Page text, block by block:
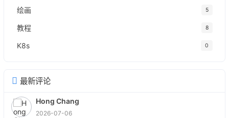
绘画 5
教程 8
K8s 0
最新评论
Hong Chang
2026-07-06